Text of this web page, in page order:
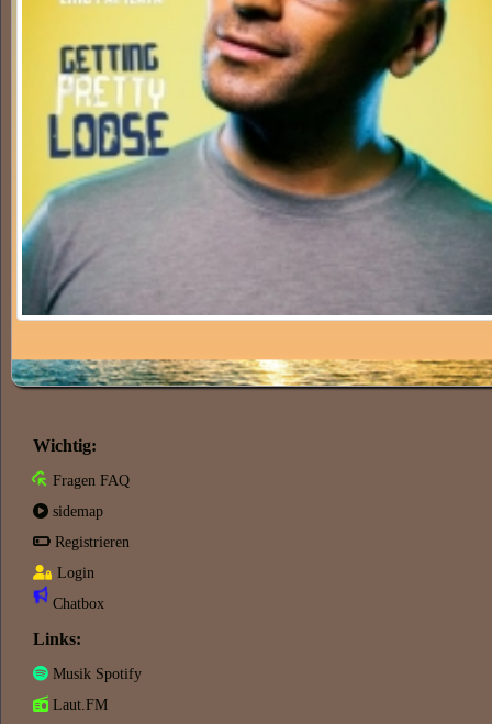
Wichtig:
Fragen FAQ
sidemap
Registrieren
Login
Chatbox
Links:
Musik Spotify
Laut.FM